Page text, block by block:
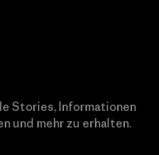
Stories, Informationen
und mehr zu erhalten.